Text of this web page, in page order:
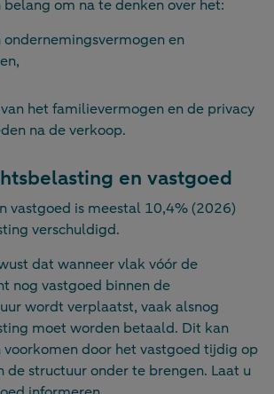
belang om na te denken over het:
ondernemingsvermogen en
het familievermogen en de privacy
na de verkoop.
en vastgoed
vastgoed is meestal 10,4% (2026)
verschuldigd.
dat wanneer vlak vóór de
nog vastgoed binnen de
wordt verplaatst, vaak alsnog
moet worden betaald. Dit kan
door het vastgoed tijdig op
de structuur onder te brengen. Laat u